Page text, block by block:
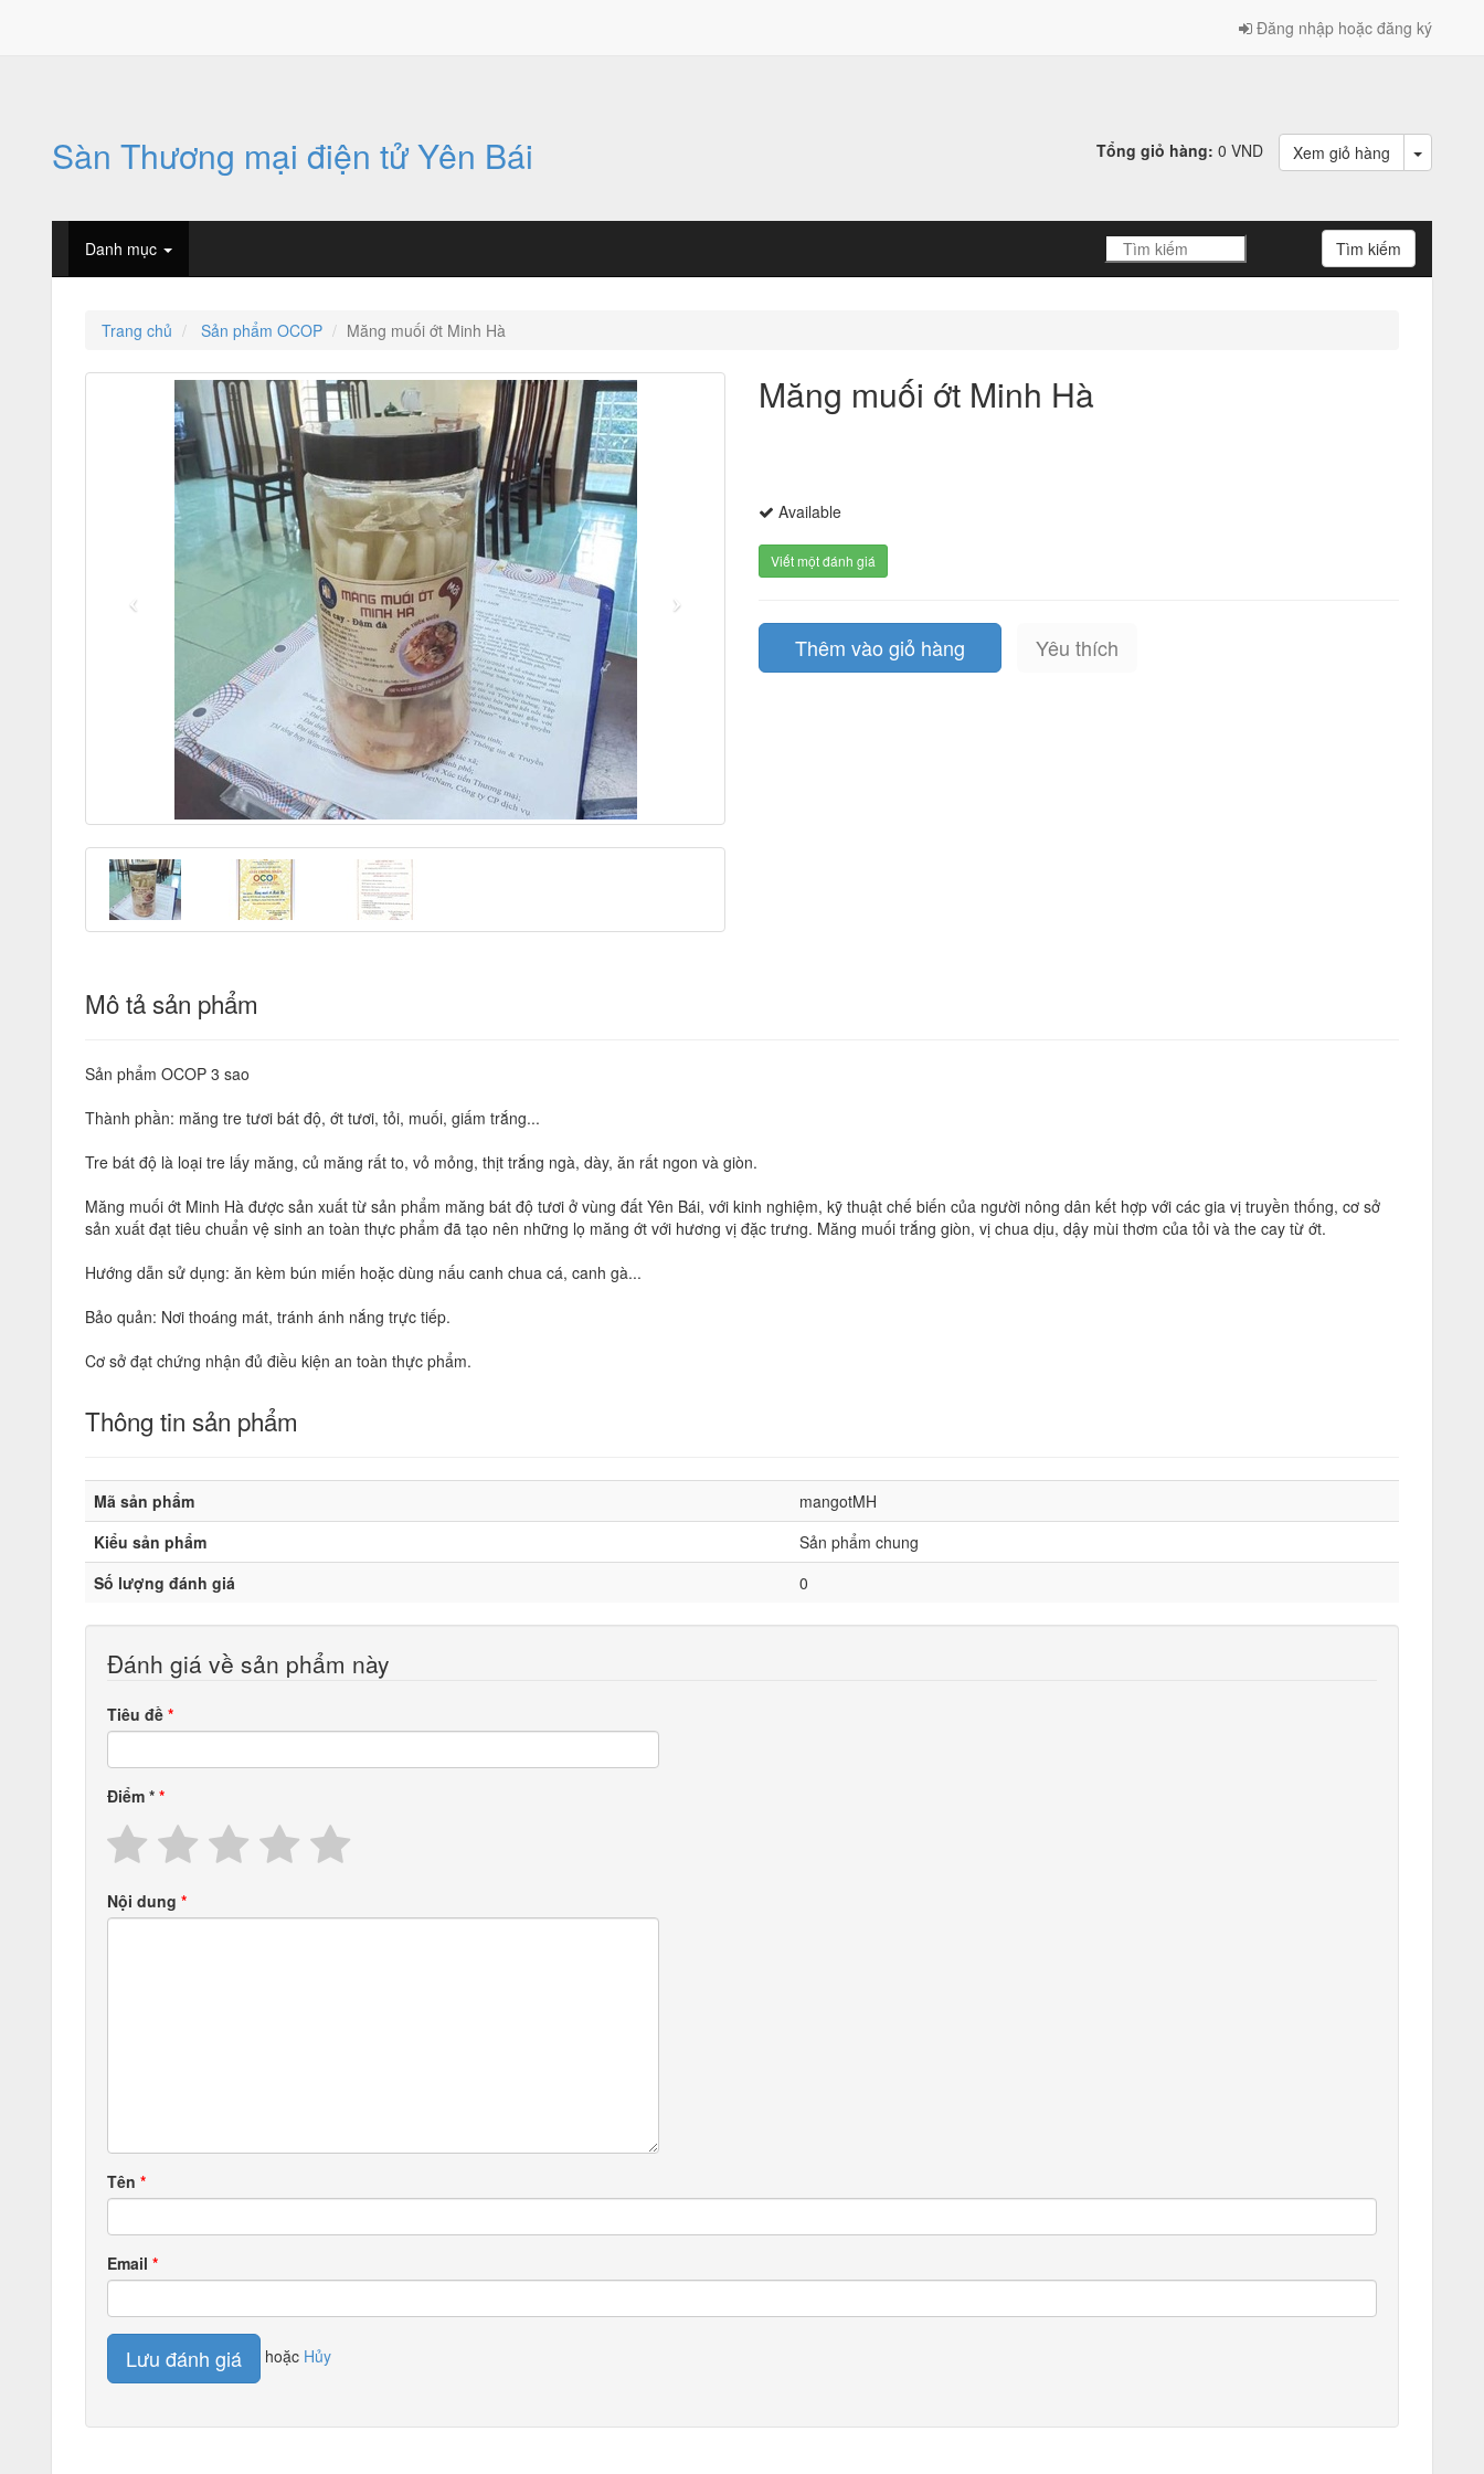
Đăng nhập hoặc đăng ký
Sàn Thương mại điện tử Yên Bái Tổng giỏ hàng: 0 VND Xem giỏ hàng
Danh mục
Trang chủ Sản phẩm OCOP Măng muối ớt Minh Hà
Măng muối ớt Minh Hà
Available
Viết một đánh giá
Thêm vào giỏ hàng Yêu thích
Mô tả sản phẩm
Sản phẩm OCOP 3 sao
Thành phần: măng tre tươi bát độ, ớt tươi, tỏi, muối, giấm trắng...
Tre bát độ là loại tre lấy măng, củ măng rất to, vỏ mỏng, thịt trắng ngà, dày, ăn rất ngon và giòn.
Măng muối ớt Minh Hà được sản xuất từ sản phẩm măng bát độ tươi ở vùng đất Yên Bái, với kinh nghiệm, kỹ thuật chế biến của người nông dân kết hợp với các gia vị truyền thống, cơ sở
sản xuất đạt tiêu chuẩn vệ sinh an toàn thực phẩm đã tạo nên những lọ măng ớt với hương vị đặc trưng. Măng muối trắng giòn, vị chua dịu, dậy mùi thơm của tỏi và the cay từ ớt.
Hướng dẫn sử dụng: ăn kèm bún miến hoặc dùng nấu canh chua cá, canh gà...
Bảo quản: Nơi thoáng mát, tránh ánh nắng trực tiếp.
Cơ sở đạt chứng nhận đủ điều kiện an toàn thực phẩm.
Thông tin sản phẩm
Mã sản phẩm
mangotMH
Kiểu sản phẩm
Sản phẩm chung
Số lượng đánh giá
0
Đánh giá về sản phẩm này
Tiêu đề
Điểm *
Nội dung
Tên
Email
Lưu đánh giá hoặc Hủy